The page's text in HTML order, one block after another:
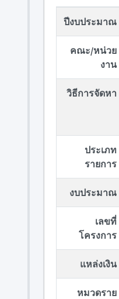
ปีงบประมาณ
คณะ/หน่วย
งาน
วิธีการจัดหา
ประเภท
รายการ
งบประมาณ
เลขที่
โครงการ
แหล่งเงิน
หมวดราย